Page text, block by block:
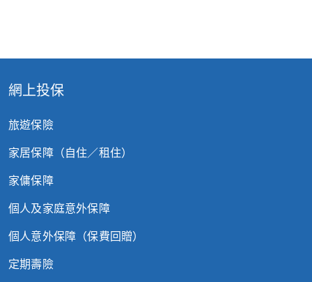
頁
（共
22
頁）
網上投保
旅遊保險
家居保障（自住／租住）
家傭保障
個人及家庭意外保障
個人意外保障（保費回贈）
定期壽險